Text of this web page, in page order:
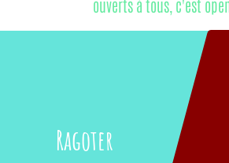
Ragoter
ouverts à tous, c'est